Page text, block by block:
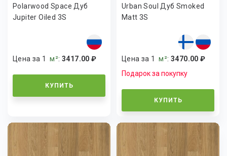
Polarwood Space Дуб
Jupiter Oiled 3S
Цена за 1м²:3417.00 ₽
КУПИТЬ
Urban Soul Дуб Smoked
Matt 3S
Цена за 1м²:3470.00 ₽
Подарок за покупку
КУПИТЬ